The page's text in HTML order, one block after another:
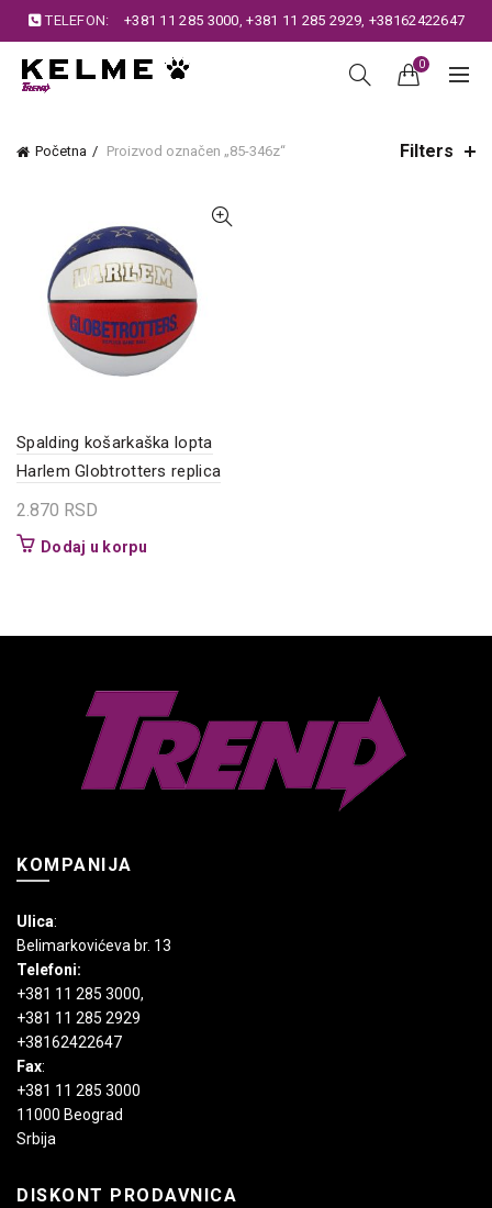
TELEFON: +381 11 285 3000,+381 11 285 2929, +38162422647
0
Početna Proizvod označen „85-346z“ Filters
Spalding košarkaška lopta
Harlem Globtrotters replica
2.870 RSD
Dodaj u korpu
KOMPANIJA
Ulica:
Belimarkovićeva br. 13
Telefoni:
+381 11 285 3000,
+381 11 285 2929
+38162422647
Fax:
+381 11 285 3000
11000 Beograd
Srbija
DISKONT PRODAVNICA